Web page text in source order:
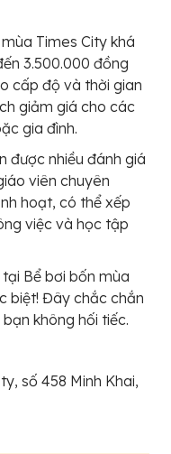
Times City khá
3.500.000 đồng
cấp độ và thời gian
giảm giá cho các
gia đình.
được nhiều đánh giá
viên chuyên
hoạt, có thể xếp
việc và học tập
Bể bơi bốn mùa
biệt! Đây chắc chắn
không hối tiếc.
số 458 Minh Khai,